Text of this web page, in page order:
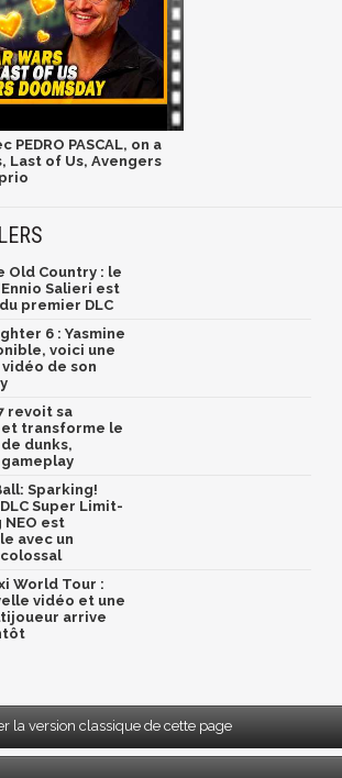
PASCAL, on a
Last of Us, Avengers
Old Country : le
Salieri est
premier DLC
6 : Yasmine
voici une
de son
revoit sa
transforme le
dunks,
Sparking!
Super Limit-
NEO est
avec un
World Tour :
vidéo et une
arrive
la version classique de cette page